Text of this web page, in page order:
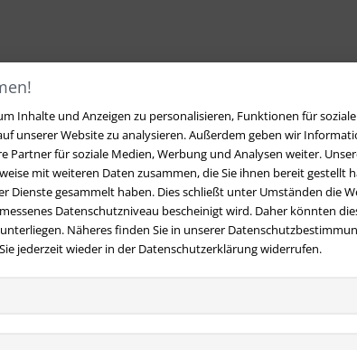
Inhalte und Anzeigen zu personalisieren, Funktionen für
unserer Website zu analysieren. Außerdem geben wir
Partner für soziale Medien, Werbung und Analysen weiter.
mit weiteren Daten zusammen, die Sie ihnen bereit gestellt
Dienste gesammelt haben. Dies schließt unter Umständen die
Datenschutzniveau bescheinigt wird. Daher könnten
Näheres finden Sie in unserer
jederzeit wieder in der Datenschutzerklärung widerrufen.